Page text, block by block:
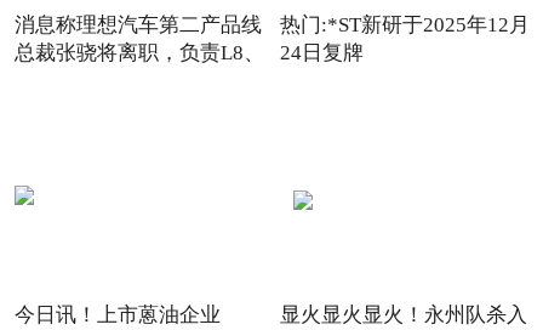
消息称理想汽车第二产品线
总裁张骁将离职，负责L8、
热门:*ST新研于2025年12月
24日复牌
今日讯！上市蒽油企业
显火显火显火！永州队杀入